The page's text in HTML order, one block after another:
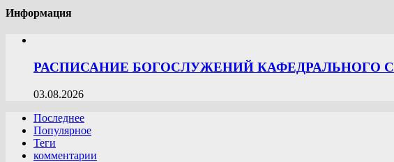
Информация
РАСПИСАНИЕ БОГОСЛУЖЕНИЙ КАФЕДРАЛЬНОГО
03.08.2026
Последнее
Популярное
Теги
комментарии